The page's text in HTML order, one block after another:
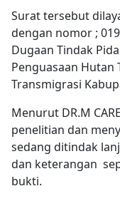
Surat tersebut
dengan nomor ;
Dugaan Tindak
Penguasaan Hutan
Transmigrasi
Menurut DR.M
penelitian dan
sedang ditindak
dan keterangan
bukti.